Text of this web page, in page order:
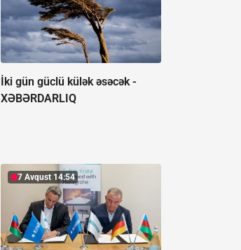
İki gün güclü külək əsəcək -
XƏBƏRDARLIQ
7 Avqust 14:54